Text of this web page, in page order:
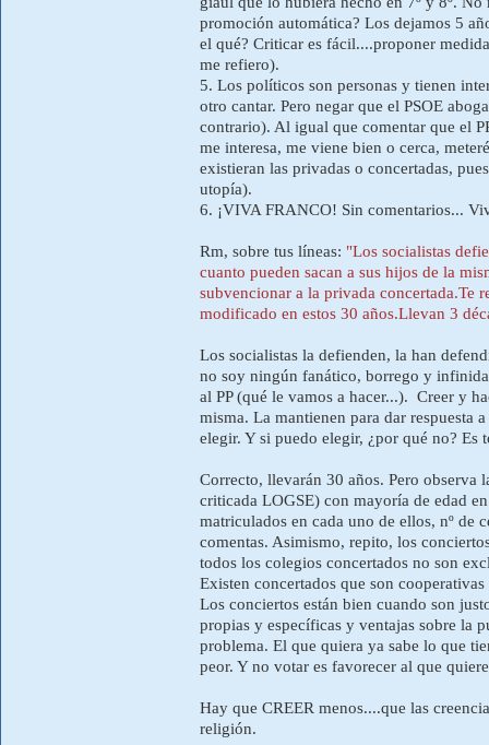
promoción automática? Los dejamos 5
el qué? Criticar es fácil....proponer
me refiero).
5. Los políticos son personas y tienen
otro cantar. Pero negar que el PSOE
contrario). Al igual que comentar que el
me interesa, me viene bien o cerca,
existieran las privadas o concertadas,
utopía).
6. ¡VIVA FRANCO! Sin comentarios...
Rm, sobre tus líneas: "Los socialistas
cuanto pueden sacan a sus hijos de la
subvencionar a la privada concertada.Te
modificado en estos 30 años.Llevan 3
Los socialistas la defienden, la han
no soy ningún fanático, borrego y
al PP (qué le vamos a hacer...). Creer y
misma. La mantienen para dar respuesta
elegir. Y si puedo elegir, ¿por qué no?
Correcto, llevarán 30 años. Pero
criticada LOGSE) con mayoría de edad
matriculados en cada uno de ellos, nº de
comentas. Asimismo, repito, los
todos los colegios concertados no son
Existen concertados que son
Los conciertos están bien cuando son
propias y específicas y ventajas sobre la
problema. El que quiera ya sabe lo que
peor. Y no votar es favorecer al que
Hay que CREER menos....que las
religión.